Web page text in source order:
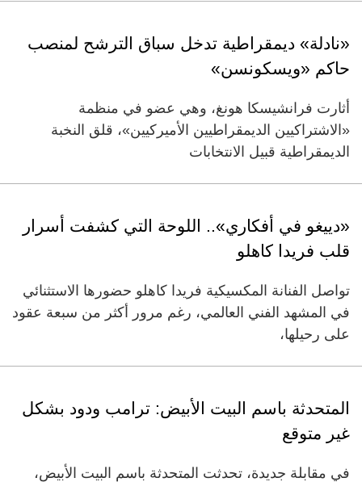
«نادلة» ديمقراطية تدخل سباق الترشح لمنصب
حاكم «ويسكونسن»
أثارت فرانشيسكا هونغ، وهي عضو في منظمة
«الاشتراكيين الديمقراطيين الأميركيين»، قلق النخبة
الديمقراطية قبيل الانتخابات
«دييغو في أفكاري».. اللوحة التي كشفت أسرار
قلب فريدا كاهلو
تواصل الفنانة المكسيكية فريدا كاهلو حضورها الاستثنائي
في المشهد الفني العالمي، رغم مرور أكثر من سبعة عقود
على رحيلها،
المتحدثة باسم البيت الأبيض: ترامب ودود بشكل
غير متوقع
في مقابلة جديدة، تحدثت المتحدثة باسم البيت الأبيض،